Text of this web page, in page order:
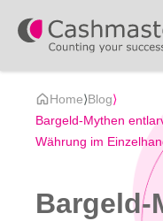
Home⟩Blog⟩
Bargeld-Mythen
Währung im
Bargeld-